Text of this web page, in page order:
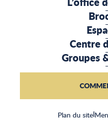
Plan du site|
Centre
Groupes